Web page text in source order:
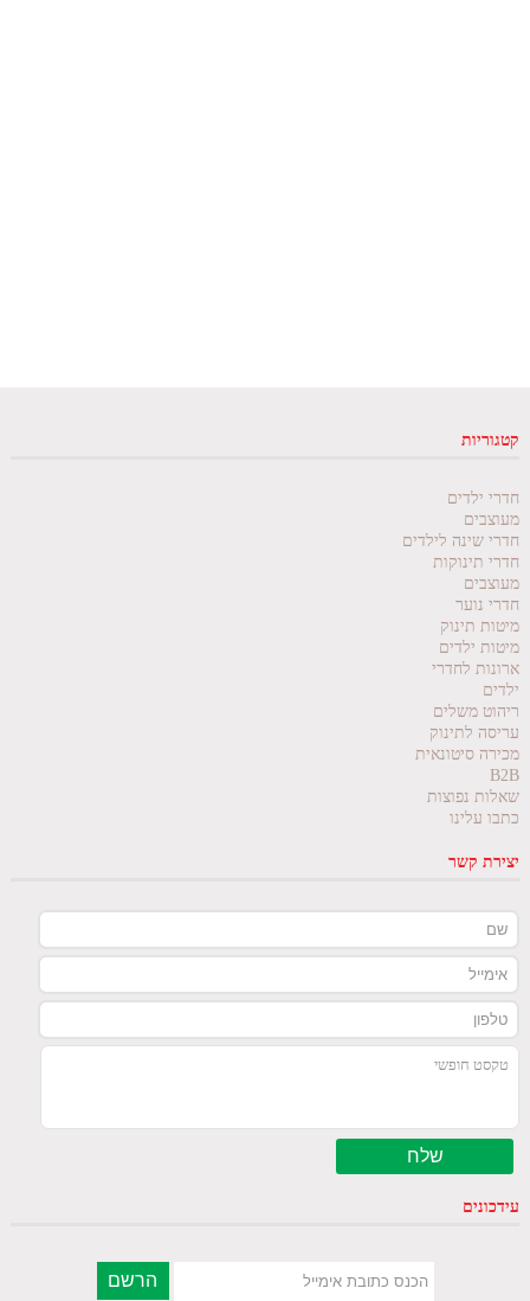
קטגוריות
חדרי ילדים
מעוצבים
חדרי שינה לילדים
חדרי תינוקות
מעוצבים
חדרי נוער
מיטות תינוק
מיטות ילדים
ארונות לחדרי
ילדים
ריהוט משלים
עריסה לתינוק
מכירה סיטונאית
B2B
שאלות נפוצות
כתבו עלינו
יצירת קשר
עידכונים